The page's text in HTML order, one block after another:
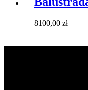
8100,00 zł